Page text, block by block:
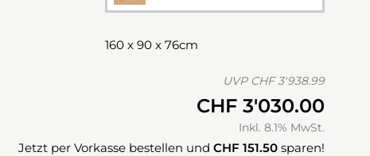
160 x 90 x 76cm
UVP CHF 3'938.99
CHF 3'030.00
Inkl. 8.1% MwSt.
Jetzt per Vorkasse bestellen und CHF 151.50 sparen!